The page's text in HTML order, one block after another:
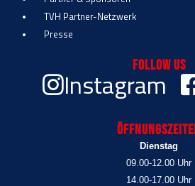
TVH Partner-Netzwerk
Presse
Follow Us
Instagram
Dienstag
09.00-12.00 Uhr
14.00-17.00 Uhr